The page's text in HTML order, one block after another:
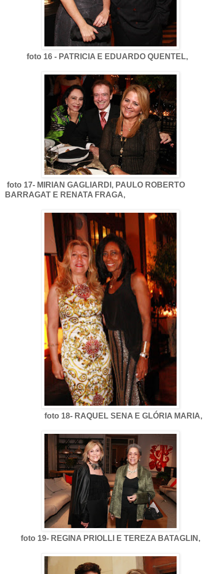
foto 16 - PATRICIA E EDUARDO QUENTEL,
foto 17- MIRIAN GAGLIARDI, PAULO ROBERTO
BARRAGAT E RENATA FRAGA,
foto 18- RAQUEL SENA E GLÓRIA MARIA,
foto 19- REGINA PRIOLLI E TEREZA BATAGLIN,